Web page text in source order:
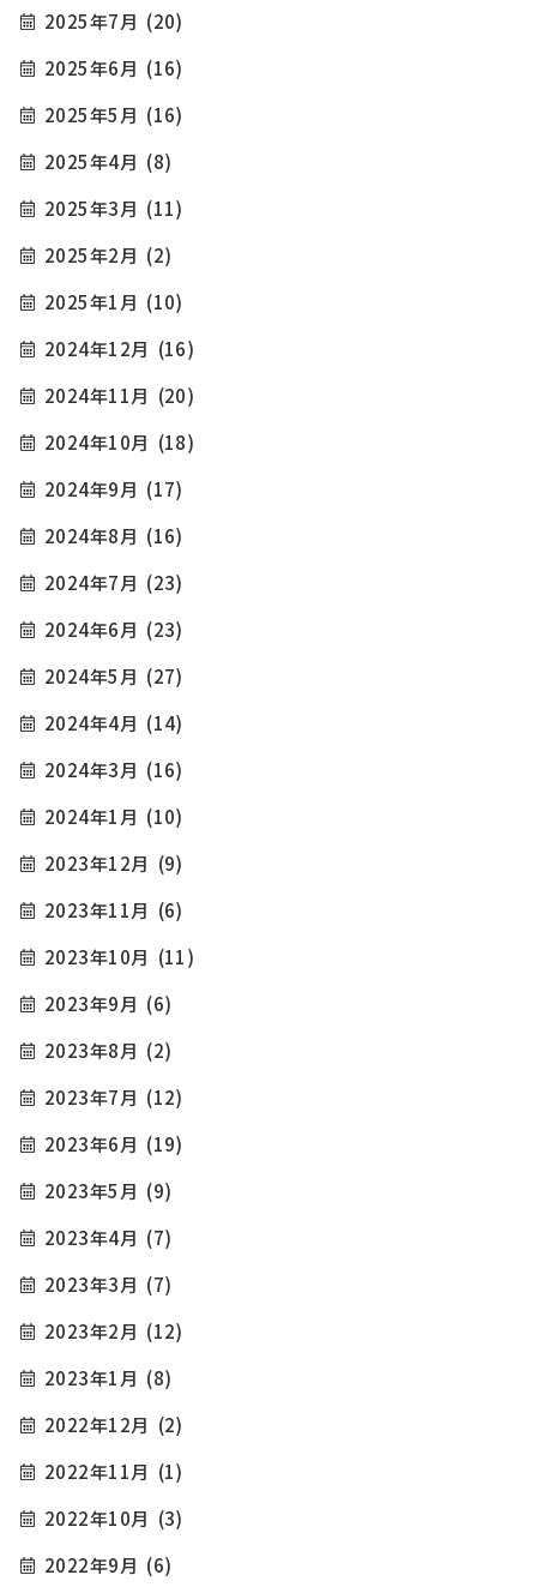
2025年7月 (20)
2025年6月 (16)
2025年5月 (16)
2025年4月 (8)
2025年3月 (11)
2025年2月 (2)
2025年1月 (10)
2024年12月 (16)
2024年11月 (20)
2024年10月 (18)
2024年9月 (17)
2024年8月 (16)
2024年7月 (23)
2024年6月 (23)
2024年5月 (27)
2024年4月 (14)
2024年3月 (16)
2024年1月 (10)
2023年12月 (9)
2023年11月 (6)
2023年10月 (11)
2023年9月 (6)
2023年8月 (2)
2023年7月 (12)
2023年6月 (19)
2023年5月 (9)
2023年4月 (7)
2023年3月 (7)
2023年2月 (12)
2023年1月 (8)
2022年12月 (2)
2022年11月 (1)
2022年10月 (3)
2022年9月 (6)